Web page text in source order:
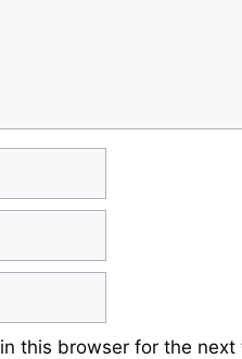
this browser for the next